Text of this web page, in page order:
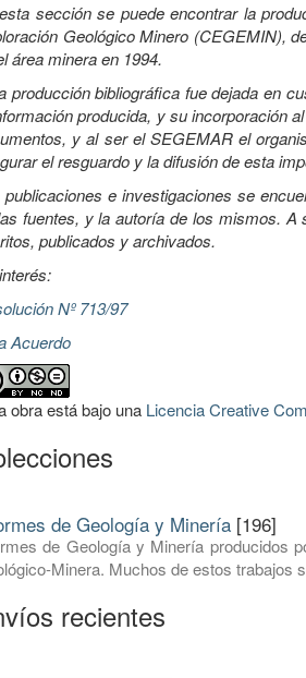
sección se puede encontrar la
Geológico Minero (CEGEMIN),
área minera en 1994.
producción bibliográfica fue dejada en
producida, y su incorporación
y al ser el SEGEMAR el
el resguardo y la difusión de esta
publicaciones e investigaciones se
fuentes, y la autoría de los mismos.
publicados y archivados.
Nº 713/97
Acuerdo
obra está bajo una Licencia Creative
de Geología y Minería [196]
de Geología y Minería producidos
Minera. Muchos de estos trabajos
recientes